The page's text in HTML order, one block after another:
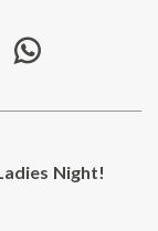
WhatsApp
Night!